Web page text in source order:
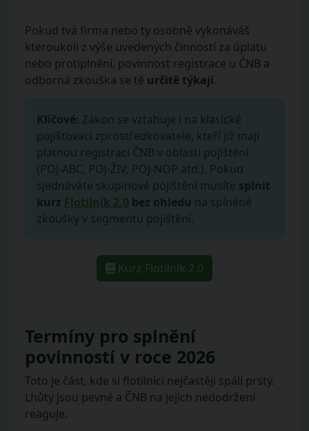
Pokud tvá firma nebo ty osobně vykonáváš
kteroukoli z výše uvedených činností za úplatu
nebo protiplnění, povinnost registrace u ČNB a
odborná zkouška se tě určitě týkají.
Klíčové: Zákon se vztahuje i na klasické
pojišťovací zprostředkovatele, kteří již mají
platnou registraci ČNB v oblasti pojištění
(POJ-ABC, POJ-ŽIV, POJ-NOP atd.). Pokud
sjednáváte skupinové pojištění musíte splnit
kurz Flotilník 2.0 bez ohledu na splněné
zkoušky v segmentu pojištění.
Kurz Flotilník 2.0
Termíny pro splnění
povinností v roce 2026
Toto je část, kde si flotilníci nejčastěji spálí prsty.
Lhůty jsou pevné a ČNB na jejich nedodržení
reaguje.